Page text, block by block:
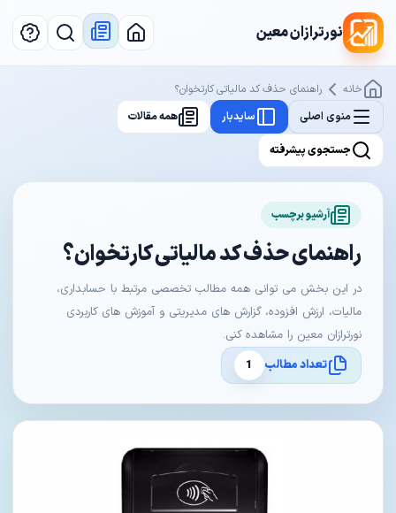
نورترازان معین
خانه
راهنمای حذف کد مالیاتی کارتخوان؟
منوی اصلی
سایدبار همه مقالات
جستجوی پیشرفته
آرشیو برچسب
راهنمای حذف کد مالیاتی کارتخوان؟
در این بخش می توانی همه مطالب تخصصی مرتبط با حسابداری،
مالیات، ارزش افزوده، گزارش های مدیریتی و آموزش های کاربردی
نورترازان معین را مشاهده کنی.
تعداد مطالب
1